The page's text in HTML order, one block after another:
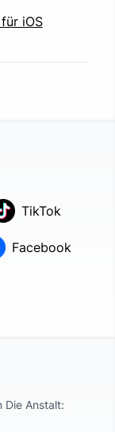
iOS
TikTok
Facebook
Die Anstalt: